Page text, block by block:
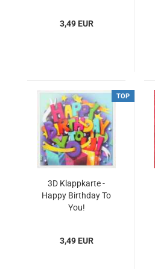
3,49 EUR
TOP
3D Klappkarte -
Happy Birthday To
You!
3,49 EUR